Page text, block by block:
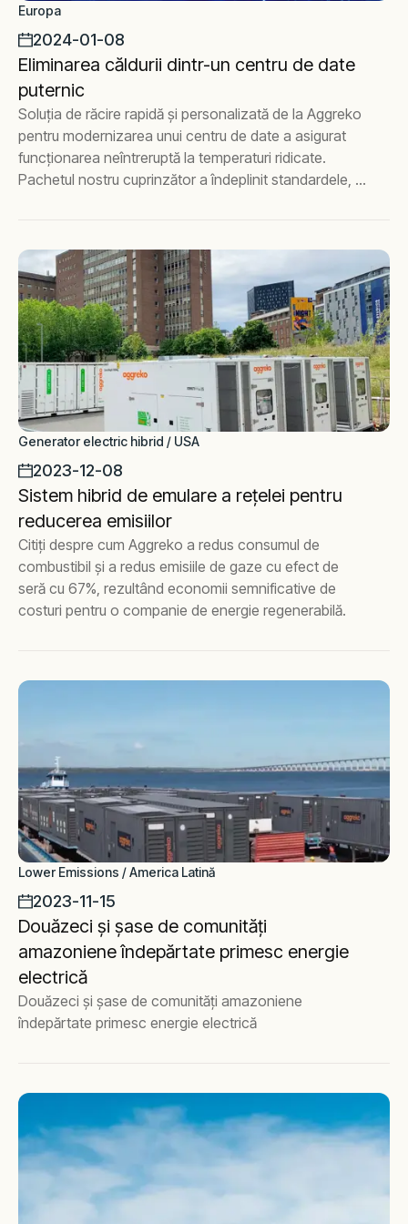
reserved+40752217115Contactează-ne
Europa
2024-01-08
Eliminarea căldurii dintr-un centru de date
puternic
Soluția de răcire rapidă și personalizată de la Aggreko
pentru modernizarea unui centru de date a asigurat
funcționarea neîntreruptă la temperaturi ridicate.
Pachetul nostru cuprinzător a îndeplinit standardele, a
Generator electric hibrid / USA
2023-12-08
Sistem hibrid de emulare a rețelei pentru
reducerea emisiilor
Citiți despre cum Aggreko a redus consumul de
combustibil și a redus emisiile de gaze cu efect de
seră cu 67%, rezultând economii semnificative de
costuri pentru o companie de energie regenerabilă.
Lower Emissions / America Latină
2023-11-15
Douăzeci și șase de comunități
amazoniene îndepărtate primesc energie
electrică
Douăzeci și șase de comunități amazoniene
îndepărtate primesc energie electrică